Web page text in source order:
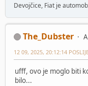
Devojčice, Fiat je
The_Dubster
12 09, 2025, 20:12:14
ufff, ovo je moglo biti
bilo...